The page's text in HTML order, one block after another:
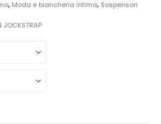
, Moda e biancheria intima, Sospensori
JOCKSTRAP